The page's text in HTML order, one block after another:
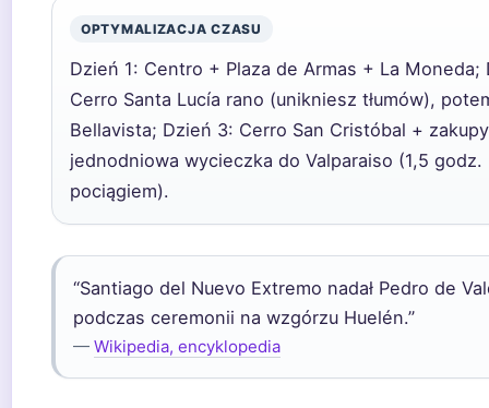
OPTYMALIZACJA CZASU
Dzień 1: Centro + Plaza de Armas + La Moneda;
Cerro Santa Lucía rano (unikniesz tłumów),
Bellavista; Dzień 3: Cerro San Cristóbal +
jednodniowa wycieczka do Valparaiso (1,5 godz.
pociągiem).
“Santiago del Nuevo Extremo nadał Pedro de
podczas ceremonii na wzgórzu Huelén.”
— Wikipedia, encyklopedia